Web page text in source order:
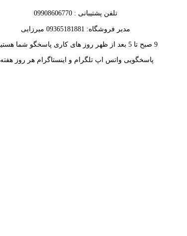
تلفن پشتیبانی : 09908606770
مدیر فروشگاه: 09365181881 میرزایی
9 صبح تا 5 بعد از ظهر روز های کاری پاسخگو شما هستیم.
پاسخگویی واتس اپ تلگرام و اینستاگرام هر روز هفته